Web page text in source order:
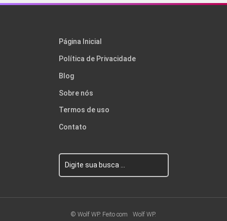
Página Inicial
Política de Privacidade
Blog
Sobre nós
Termos de uso
Contato
© Wolf WP. Feito com Wolf WP.